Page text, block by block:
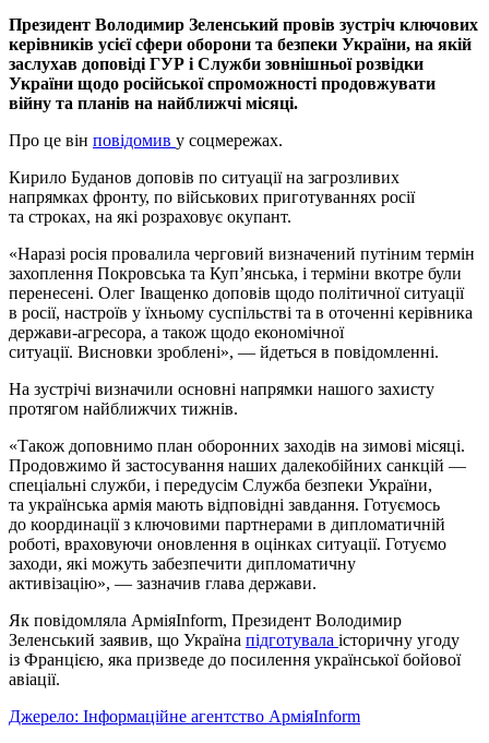
Президент Володимир Зеленський провів зустріч ключових
керівників усієї сфери оборони та безпеки України, на якій
заслухав доповіді ГУР і Служби зовнішньої розвідки
України щодо російської спроможності продовжувати
війну та планів на найближчі місяці.
Про це він повідомив у соцмережах.
Кирило Буданов доповів по ситуації на загрозливих
напрямках фронту, по військових приготуваннях росії
та строках, на які розраховує окупант.
«Наразі росія провалила черговий визначений путіним термін
захоплення Покровська та Купʼянська, і терміни вкотре були
перенесені. Олег Іващенко доповів щодо політичної ситуації
в росії, настроїв у їхньому суспільстві та в оточенні керівника
держави-агресора, а також щодо економічної
ситуації. Висновки зроблені», — йдеться в повідомленні.
На зустрічі визначили основні напрямки нашого захисту
протягом найближчих тижнів.
«Також доповнимо план оборонних заходів на зимові місяці.
Продовжимо й застосування наших далекобійних санкцій —
спеціальні служби, і передусім Служба безпеки України,
та українська армія мають відповідні завдання. Готуємось
до координації з ключовими партнерами в дипломатичній
роботі, враховуючи оновлення в оцінках ситуації. Готуємо
заходи, які можуть забезпечити дипломатичну
активізацію», — зазначив глава держави.
Як повідомляла АрміяInform, Президент Володимир
Зеленський заявив, що Україна підготувала історичну угоду
із Францією, яка призведе до посилення української бойової
авіації.
Джерело: Інформаційне агентство АрміяInform